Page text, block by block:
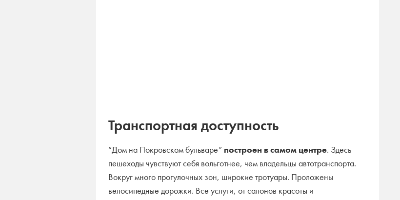
Транспортная доступность
“Дом на Покровском бульваре” построен в самом центре. Здесь
пешеходы чувствуют себя вольготнее, чем владельцы автотранспорта.
Вокруг много прогулочных зон, широкие тротуары. Проложены
велосипедные дорожки. Все услуги, от салонов красоты и